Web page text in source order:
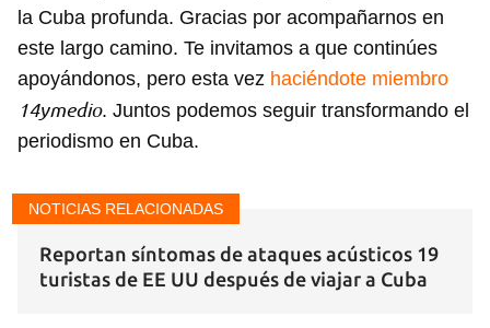
la Cuba profunda. Gracias por acompañarnos en
este largo camino. Te invitamos a que continúes
apoyándonos, pero esta vez haciéndote miembro
14ymedio. Juntos podemos seguir transformando el
periodismo en Cuba.
NOTICIAS RELACIONADAS
Reportan síntomas de ataques acústicos 19
turistas de EE UU después de viajar a Cuba